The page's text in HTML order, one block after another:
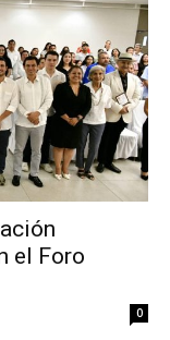
el Foro
0